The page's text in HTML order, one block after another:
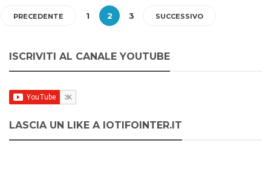
PRECEDENTE 1 2 3 SUCCESSIVO
ISCRIVITI AL CANALE YOUTUBE
LASCIA UN LIKE A IOTIFOINTER.IT